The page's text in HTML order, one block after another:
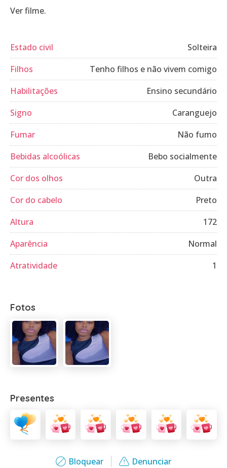
Bloquear Denunciar
Ver filme.
Estado civil
Solteira
Filhos
Tenho filhos e não vivem comigo
Habilitações
Ensino secundário
Signo
Caranguejo
Fumar
Não fumo
Bebidas alcoólicas
Bebo socialmente
Cor dos olhos
Outra
Cor do cabelo
Preto
Altura
172
Aparência
Normal
Atratividade
1
Fotos
Presentes